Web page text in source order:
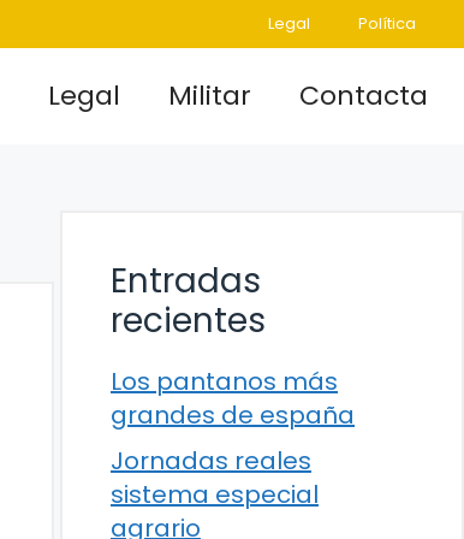
Legal Política
Legal Militar Contacta
Entradas
recientes
Los pantanos más
grandes de españa
Jornadas reales
sistema especial
agrario